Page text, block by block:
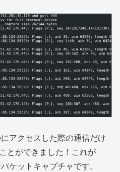
アクセスした際の通信だけ
とができました！これが
ケットキャプチャです。